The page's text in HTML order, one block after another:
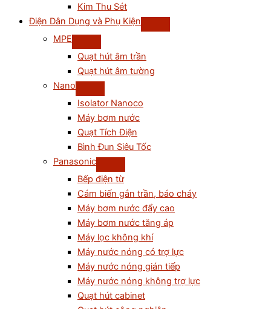
Kim Thu Sét
Điện Dân Dụng và Phụ Kiện
MPE
Quạt hút âm trần
Quạt hút âm tường
Nano
Isolator Nanoco
Máy bơm nước
Quạt Tích Điện
Bình Đun Siêu Tốc
Panasonic
Bếp điện từ
Cám biến gắn trần, báo cháy
Máy bơm nước đẩy cao
Máy bơm nước tăng áp
Máy lọc không khí
Máy nước nóng có trợ lực
Máy nước nóng gián tiếp
Máy nước nóng không trợ lực
Quạt hút cabinet